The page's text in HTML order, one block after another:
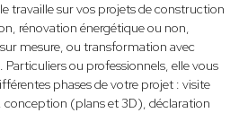
travaille sur vos projets de construction
rénovation énergétique ou non,
mesure, ou transformation avec
ou professionnels, elle vous
phases de votre projet : visite
conception (plans et 3D), déclaration